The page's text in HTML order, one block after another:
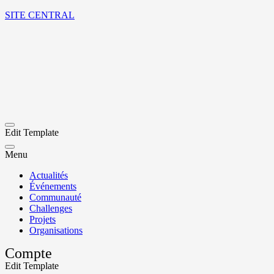
SITE CENTRAL
Edit Template
Menu
Actualités
Événements
Communauté
Challenges
Projets
Organisations
Compte
Edit Template